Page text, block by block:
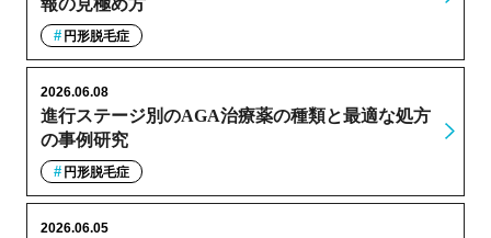
円形脱毛症
進行ステージ別のAGA治療薬の種類と最適な処方
の事例研究
2026.06.08
円形脱毛症
2026.06.05